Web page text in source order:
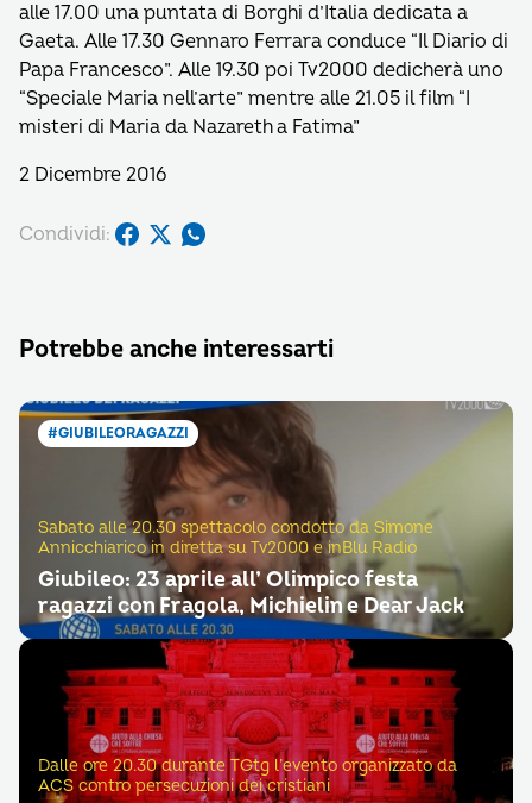
alle 17.00 una puntata di Borghi d’Italia dedicata a
Gaeta. Alle 17.30 Gennaro Ferrara conduce “Il Diario di
Papa Francesco”. Alle 19.30 poi Tv2000 dedicherà uno
“Speciale Maria nell’arte” mentre alle 21.05 il film “I
misteri di Maria da Nazareth a Fatima”
2 Dicembre 2016
Condividi:
Potrebbe anche interessarti
#GIUBILEORAGAZZI
Sabato alle 20.30 spettacolo condotto da Simone
Annicchiarico in diretta su Tv2000 e inBlu Radio
Giubileo: 23 aprile all’ Olimpico festa
ragazzi con Fragola, Michielin e Dear Jack
Dalle ore 20.30 durante TGtg l’evento organizzato da
ACS contro persecuzioni dei cristiani